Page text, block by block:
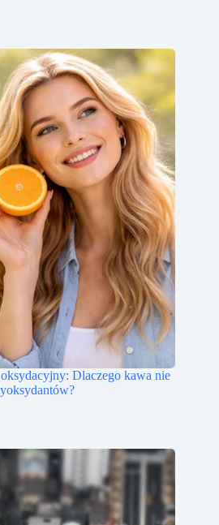
Dlaczego kawa nie